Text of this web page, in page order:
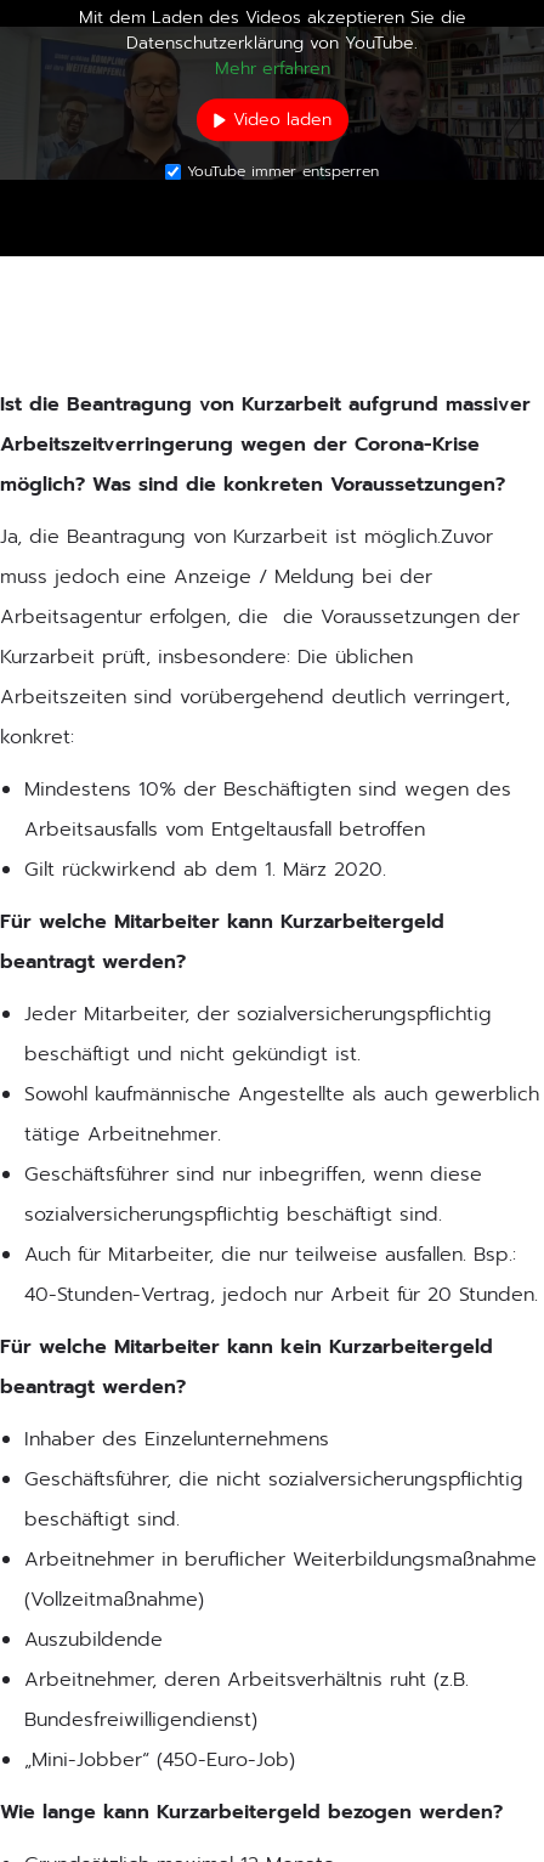
Mit dem Laden des Videos akzeptieren Sie die
Datenschutzerklärung von YouTube.
Mehr erfahren
Video laden
YouTube immer entsperren
Ist die Beantragung von Kurzarbeit aufgrund massiver
Arbeitszeitverringerung wegen der Corona-Krise
möglich? Was sind die konkreten Voraussetzungen?
Ja, die Beantragung von Kurzarbeit ist möglich.Zuvor
muss jedoch eine Anzeige / Meldung bei der
Arbeitsagentur erfolgen, die die Voraussetzungen der
Kurzarbeit prüft, insbesondere: Die üblichen
Arbeitszeiten sind vorübergehend deutlich verringert,
konkret:
Mindestens 10% der Beschäftigten sind wegen des
Arbeitsausfalls vom Entgeltausfall betroffen
Gilt rückwirkend ab dem 1. März 2020.
Für welche Mitarbeiter kann Kurzarbeitergeld
beantragt werden?
Jeder Mitarbeiter, der sozialversicherungspflichtig
beschäftigt und nicht gekündigt ist.
Sowohl kaufmännische Angestellte als auch gewerblich
tätige Arbeitnehmer.
Geschäftsführer sind nur inbegriffen, wenn diese
sozialversicherungspflichtig beschäftigt sind.
Auch für Mitarbeiter, die nur teilweise ausfallen. Bsp.:
40-Stunden-Vertrag, jedoch nur Arbeit für 20 Stunden.
Für welche Mitarbeiter kann kein Kurzarbeitergeld
beantragt werden?
Inhaber des Einzelunternehmens
Geschäftsführer, die nicht sozialversicherungspflichtig
beschäftigt sind.
Arbeitnehmer in beruflicher Weiterbildungsmaßnahme
(Vollzeitmaßnahme)
Auszubildende
Arbeitnehmer, deren Arbeitsverhältnis ruht (z.B.
Bundesfreiwilligendienst)
„Mini-Jobber“ (450-Euro-Job)
Wie lange kann Kurzarbeitergeld bezogen werden?